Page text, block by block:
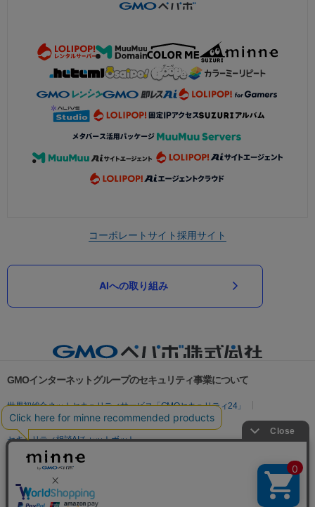
コーポレートサイト採用サイト
AIへの取り組み
GMOインターネットグループのセキュリティ事業について
世界初総合ネットセキュリティサービス「GMOセキュリティ24」
パスワード漏洩診断
Webサイトリスク診断
セキュリティ相談AIチャットボット
実在証明・盗聴対策
サイバー攻撃対策（GMO Flatt Security）